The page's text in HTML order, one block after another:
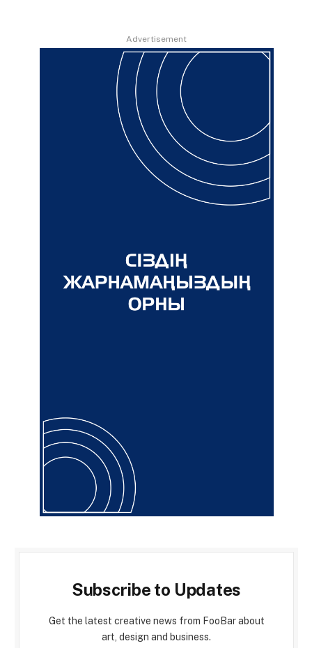
Advertisement
Subscribe to Updates
Get the latest creative news from FooBar about
art, design and business.